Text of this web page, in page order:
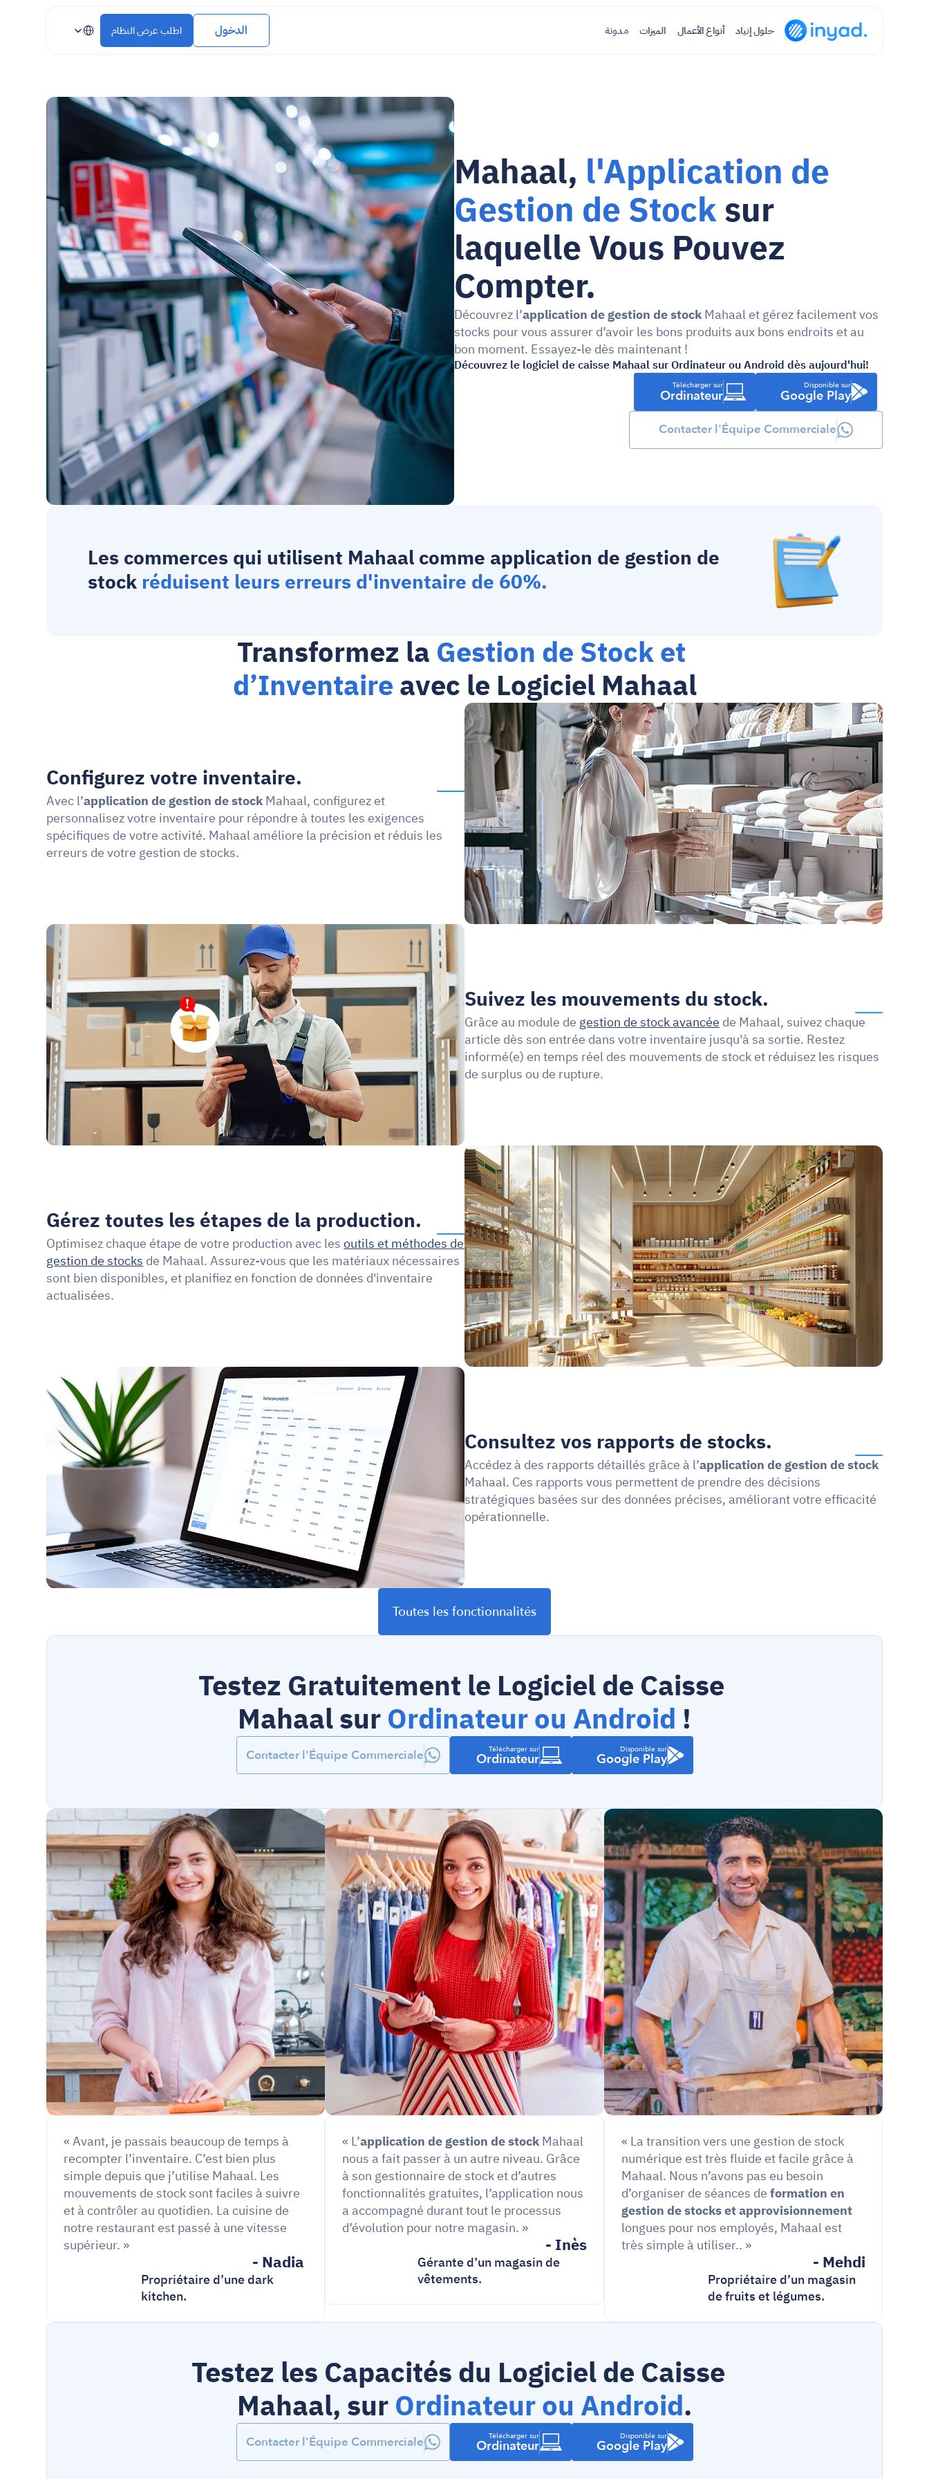
Mahaal, l'Application de
Gestion de Stock sur
laquelle Vous Pouvez
Compter.
Découvrez l’application de gestion de stock Mahaal et gérez facilement vos
stocks pour vous assurer d’avoir les bons produits aux bons endroits et au
bon moment. Essayez-le dès maintenant !
Découvrez le logiciel de caisse Mahaal sur Ordinateur ou Android dès aujourd'hui!
Disponible sur
Google Play
Télécharger sur
Ordinateur
Contacter l'Équipe Commerciale
Les commerces qui utilisent Mahaal comme application de gestion de
stock réduisent leurs erreurs d'inventaire de 60%.
Transformez la Gestion de Stock et
d’Inventaire avec le Logiciel Mahaal
Configurez votre inventaire.
Avec l’application de gestion de stock Mahaal, configurez et
personnalisez votre inventaire pour répondre à toutes les exigences
spécifiques de votre activité. Mahaal améliore la précision et réduis les
erreurs de votre gestion de stocks.
Suivez les mouvements du stock.
Grâce au module de gestion de stock avancée de Mahaal, suivez chaque
article dès son entrée dans votre inventaire jusqu'à sa sortie. Restez
informé(e) en temps réel des mouvements de stock et réduisez les risques
de surplus ou de rupture.
Gérez toutes les étapes de la production.
Optimisez chaque étape de votre production avec lesoutils et méthodes de
gestion de stocks de Mahaal. Assurez-vous que les matériaux nécessaires
sont bien disponibles, et planifiez en fonction de données d'inventaire
actualisées.
Consultez vos rapports de stocks.
Accédez à des rapports détaillés grâce à l’application de gestion de stock
Mahaal. Ces rapports vous permettent de prendre des décisions
stratégiques basées sur des données précises, améliorant votre efficacité
opérationnelle.
Toutes les fonctionnalités
Testez Gratuitement le Logiciel de Caisse
Mahaal sur Ordinateur ou Android !
Disponible sur
Google Play
Télécharger sur
Ordinateur
Contacter l'Équipe Commerciale
« La transition vers une gestion de stock
numérique est très fluide et facile grâce à
Mahaal. Nous n’avons pas eu besoin
d’organiser de séances de formation en
gestion de stocks et approvisionnement
longues pour nos employés, Mahaal est
très simple à utiliser.. »
- Mehdi
Propriétaire d’un magasin
de fruits et légumes.
« L’application de gestion de stock Mahaal
nous a fait passer à un autre niveau. Grâce
à son gestionnaire de stock et d’autres
fonctionnalités gratuites, l’application nous
a accompagné durant tout le processus
d’évolution pour notre magasin. »
- Inès
Gérante d’un magasin de
vêtements.
« Avant, je passais beaucoup de temps à
recompter l’inventaire. C’est bien plus
simple depuis que j’utilise Mahaal. Les
mouvements de stock sont faciles à suivre
et à contrôler au quotidien. La cuisine de
notre restaurant est passé à une vitesse
supérieur. »
- Nadia
Propriétaire d’une dark
kitchen.
Testez les Capacités du Logiciel de Caisse
Mahaal, sur Ordinateur ou Android.
Disponible sur
Google Play
Télécharger sur
Ordinateur
Contacter l'Équipe Commerciale
حلول إنياد أنواع الأعمال الميزات مدونة الدخول اطلب عرض النظام
Select Language